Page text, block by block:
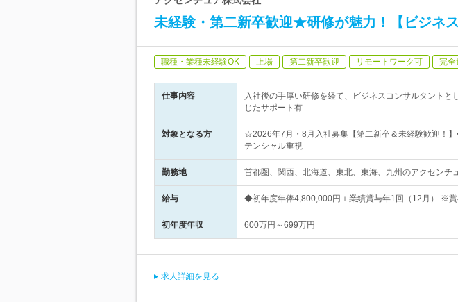
未経験・第二新卒歓迎★研修が魅力！【ビジネス
職種・業種未経験OK 上場 第二新卒歓迎 リモートワーク可 完全
仕事内容
入社後の手厚い研修を経て、ビジネスコンサルタント
じたサポート有
対象となる方
☆2026年7月・8月入社募集【第二新卒＆未経験歓迎！
テンシャル重視
勤務地 首都圏、関西、北海道、東北、東海、九州のアクセン
給与 ◆初年度年俸4,800,000円＋業績賞与年1回（12月） ※
初年度年収 600万円～699万円
求人詳細を見る